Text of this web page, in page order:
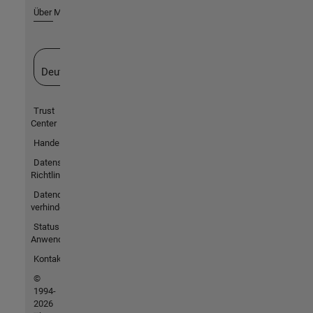
Über MathWorks
Deutschland
Trust
Center
Handelsmarken
Datenschutz-
Richtlinien
Datendiebstahl
verhindern
Status von
Anwendungen
Kontakt
©
1994-
2026